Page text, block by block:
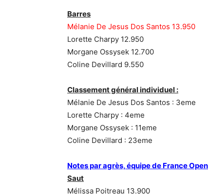
Barres
Mélanie De Jesus Dos Santos 13.950
Lorette Charpy 12.950
Morgane Ossysek 12.700
Coline Devillard 9.550
Classement général individuel :
Mélanie De Jesus Dos Santos : 3eme
Lorette Charpy : 4eme
Morgane Ossysek : 11eme
Coline Devillard : 23eme
Notes par agrès, équipe de France
Saut
Mélissa Poitreau 13.900